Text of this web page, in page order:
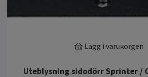
Lägg i varukorgen
Uteblysning sidodörr Sprinter /